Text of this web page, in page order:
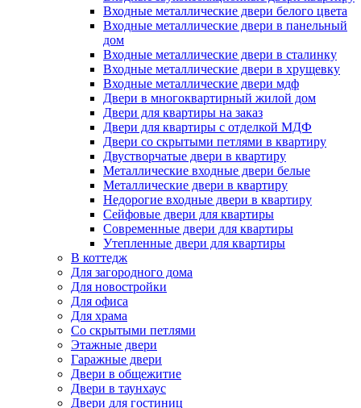
Входные металлические двери белого цвета
Входные металлические двери в панельный
дом
Входные металлические двери в сталинку
Входные металлические двери в хрущевку
Входные металлические двери мдф
Двери в многоквартирный жилой дом
Двери для квартиры на заказ
Двери для квартиры с отделкой МДФ
Двери со скрытыми петлями в квартиру
Двустворчатые двери в квартиру
Металлические входные двери белые
Металлические двери в квартиру
Недорогие входные двери в квартиру
Сейфовые двери для квартиры
Современные двери для квартиры
Утепленные двери для квартиры
В коттедж
Для загородного дома
Для новостройки
Для офиса
Для храма
Со скрытыми петлями
Этажные двери
Гаражные двери
Двери в общежитие
Двери в таунхаус
Двери для гостиниц